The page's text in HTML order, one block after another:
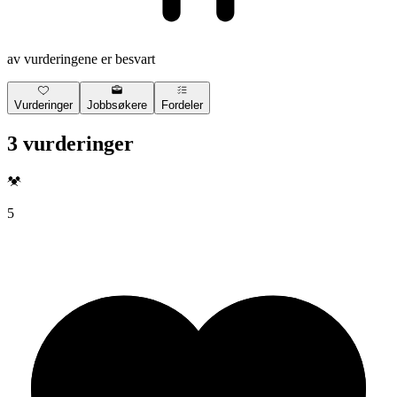
av vurderingene er besvart
Vurderinger Jobbsøkere Fordeler
3 vurderinger
5